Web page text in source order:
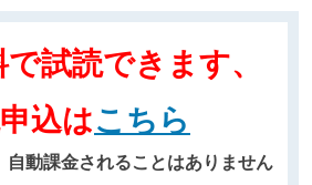
試読できます、
込はこちら
動課金されることはありません